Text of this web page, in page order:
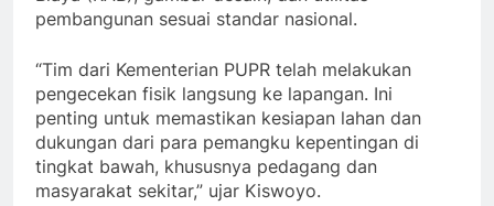
pembangunan sesuai standar nasional.
“Tim dari Kementerian PUPR telah melakukan
pengecekan fisik langsung ke lapangan. Ini
penting untuk memastikan kesiapan lahan dan
dukungan dari para pemangku kepentingan di
tingkat bawah, khususnya pedagang dan
masyarakat sekitar,” ujar Kiswoyo.